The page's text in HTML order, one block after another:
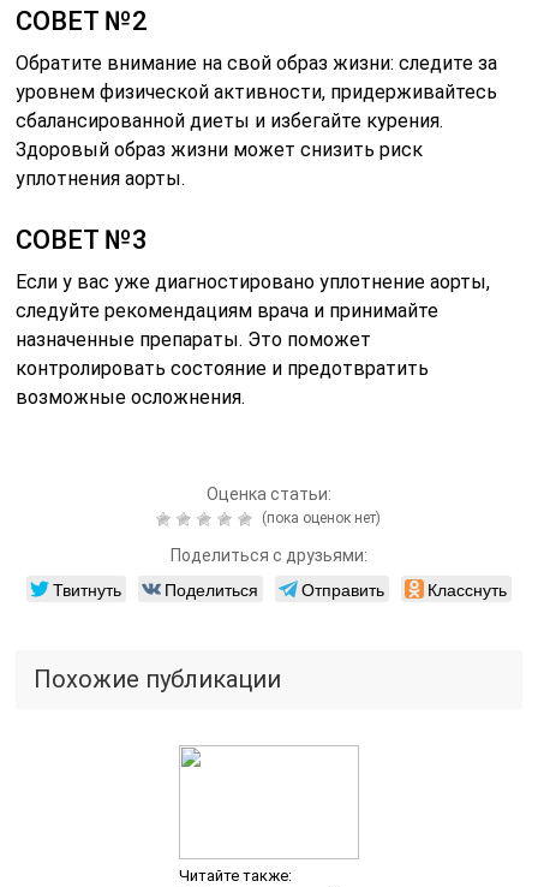
СОВЕТ №2
Обратите внимание на свой образ жизни: следите за
уровнем физической активности, придерживайтесь
сбалансированной диеты и избегайте курения.
Здоровый образ жизни может снизить риск
уплотнения аорты.
СОВЕТ №3
Если у вас уже диагностировано уплотнение аорты,
следуйте рекомендациям врача и принимайте
назначенные препараты. Это поможет
контролировать состояние и предотвратить
возможные осложнения.
Оценка статьи:
(пока оценок нет)
Поделиться с друзьями:
Твитнуть Поделиться Отправить Класснуть
Похожие публикации
Читайте также: